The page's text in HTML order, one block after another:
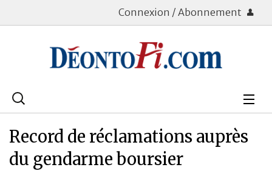
Connexion / Abonnement
Rechercher
Bourse
Record de réclamations auprès
du gendarme boursier